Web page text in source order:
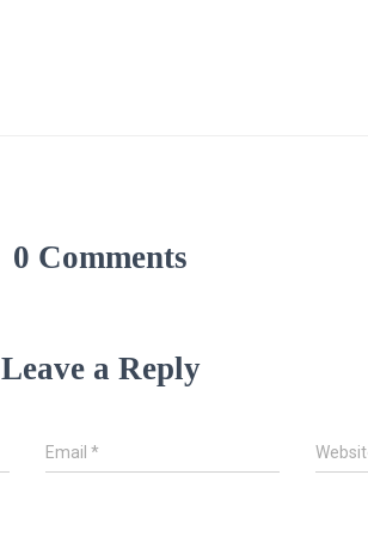
0 Comments
Leave a Reply
Email*